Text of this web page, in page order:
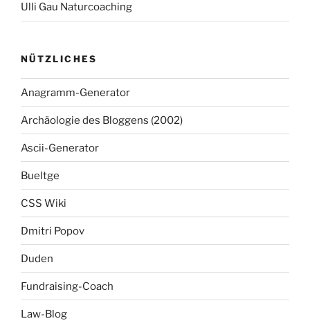
Ulli Gau Naturcoaching
NÜTZLICHES
Anagramm-Generator
Archäologie des Bloggens (2002)
Ascii-Generator
Bueltge
CSS Wiki
Dmitri Popov
Duden
Fundraising-Coach
Law-Blog